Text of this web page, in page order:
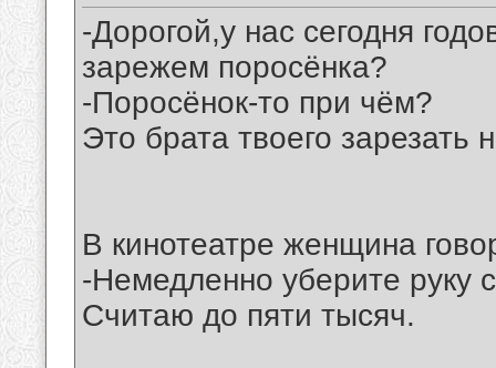
-Дорогой,у нас сегодня
зарежем поросёнка?
-Поросёнок-то при чём?
Это брата твоего зарезать
В кинотеатре женщина
-Немедленно уберите руку
Считаю до пяти тысяч.